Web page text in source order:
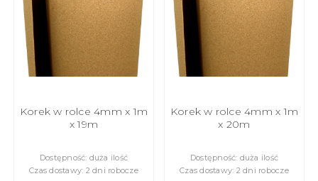
Korek w rolce 4mm x 1m
x 19m
Dostępność: duża ilość
Czas dostawy: 2 dni robocze
Korek w rolce 4mm x 1m
x 20m
Dostępność: duża ilość
Czas dostawy: 2 dni robocze